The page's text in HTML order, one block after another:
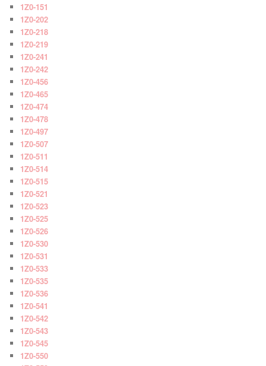
1Z0-151
1Z0-202
1Z0-218
1Z0-219
1Z0-241
1Z0-242
1Z0-456
1Z0-465
1Z0-474
1Z0-478
1Z0-497
1Z0-507
1Z0-511
1Z0-514
1Z0-515
1Z0-521
1Z0-523
1Z0-525
1Z0-526
1Z0-530
1Z0-531
1Z0-533
1Z0-535
1Z0-536
1Z0-541
1Z0-542
1Z0-543
1Z0-545
1Z0-550